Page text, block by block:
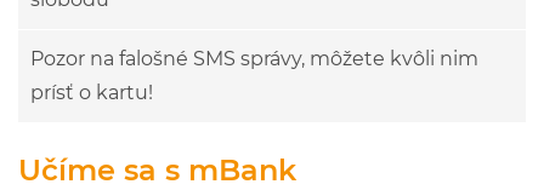
Pozor na falošné SMS správy, môžete kvôli nim
prísť o kartu!
Učíme sa s mBank